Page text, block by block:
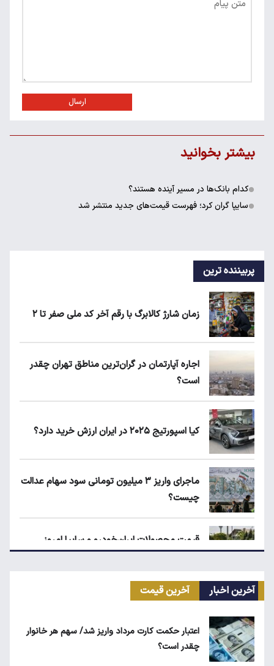
ارسال
بیشتر بخوانید
کدام بانک‌ها در مسیر آینده هستند؟
سایپا گران کرد؛ فهرست قیمت‌های جدید منتشر شد
پربیننده ترین
زمان شارژ کالابرگ با رقم آخر کد ملی صفر تا ۲
اجاره آپارتمان در گران‌ترین مناطق تهران چقدر
است؟
کیا اسپورتیج ۲۰۲۵ در ایران ارزش خرید دارد؟
ماجرای واریز ۳ میلیون تومانی سود سهام عدالت
چیست؟
قیمت محصولات ایران‌خودرو و سایپا امروز
چهارشنبه ۱۴ مرداد ۱۴۰۵
آخرین اخبار آخرین قیمت
اعتبار حکمت کارت مرداد واریز شد/ سهم هر خانوار
چقدر است؟